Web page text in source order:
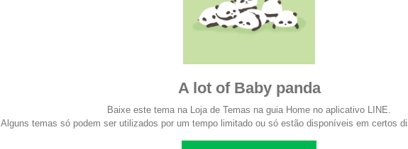
A lot of Baby panda
Baixe este tema na Loja de Temas na guia Home no aplicativo LINE.
Alguns temas só podem ser utilizados por um tempo limitado ou só estão disponíveis em certos